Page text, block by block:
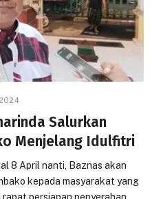
Salurkan
Menjelang Idulfitri
8 April nanti, Baznas akan
kepada masyarakat yang